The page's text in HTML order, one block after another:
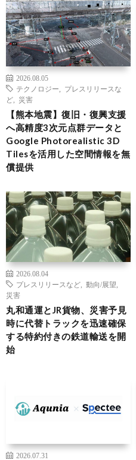
2026.08.05
テクノロジー
プレスリリースな
ど
災害
【熊本地震】復旧・復興支援
へ高精度3次元点群データと
Google Photorealistic 3D
Tilesを活用した空間情報を無
償提供
2026.08.04
プレスリリースなど
動向/展望
災害
丸和通運とJR貨物、災害予見
時に代替トラックを迅速確保
する特約付きの鉄道輸送を開
始
2026.07.31